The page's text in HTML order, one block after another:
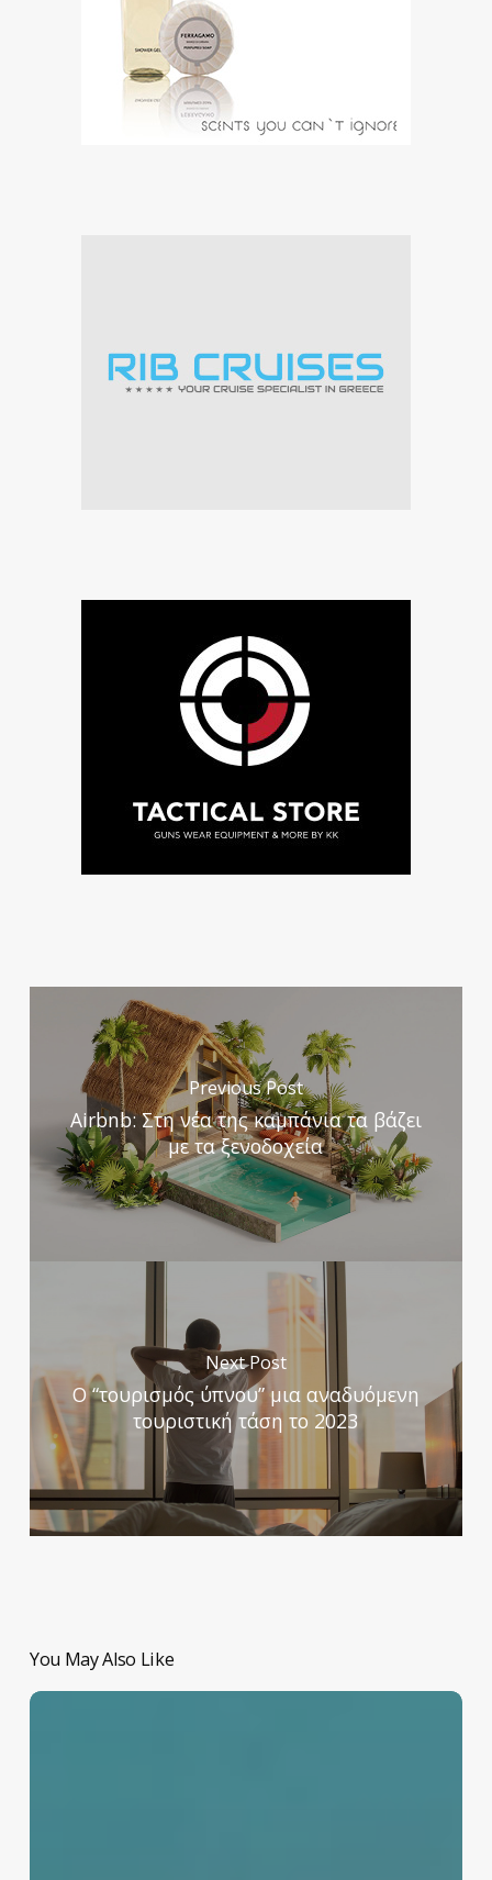
Previous Post
Airbnb: Στη νέα της καμπάνια τα βάζει
με τα ξενοδοχεία
Next Post
Ο “τουρισμός ύπνου” μια αναδυόμενη
τουριστική τάση το 2023
You May Also Like